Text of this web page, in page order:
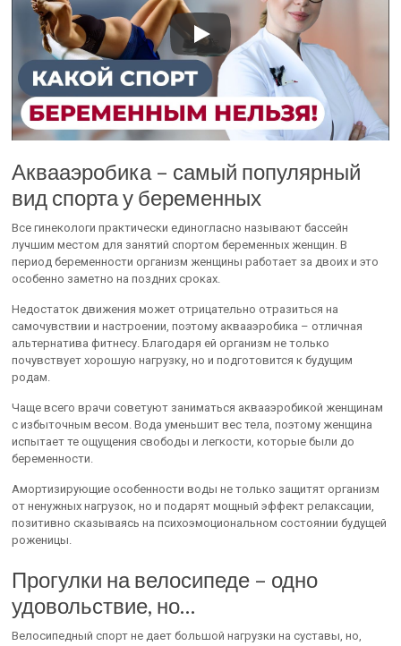
Аквааэробика – самый популярный
вид спорта у беременных
Все гинекологи практически единогласно называют бассейн
лучшим местом для занятий спортом беременных женщин. В
период беременности организм женщины работает за двоих и это
особенно заметно на поздних сроках.
Недостаток движения может отрицательно отразиться на
самочувствии и настроении, поэтому аквааэробика – отличная
альтернатива фитнесу. Благодаря ей организм не только
почувствует хорошую нагрузку, но и подготовится к будущим
родам.
Чаще всего врачи советуют заниматься аквааэробикой женщинам
с избыточным весом. Вода уменьшит вес тела, поэтому женщина
испытает те ощущения свободы и легкости, которые были до
беременности.
Амортизирующие особенности воды не только защитят организм
от ненужных нагрузок, но и подарят мощный эффект релаксации,
позитивно сказываясь на психоэмоциональном состоянии будущей
роженицы.
Прогулки на велосипеде – одно
удовольствие, но…
Велосипедный спорт не дает большой нагрузки на суставы, но,